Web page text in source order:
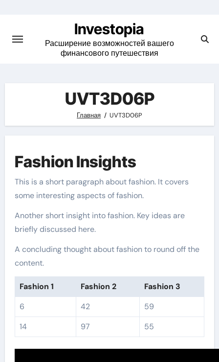
content
Investopia
Расширение возможностей вашего
финансового путешествия
UVT3D06P
Главная UVT3D06P
Fashion Insights
This is a short paragraph about fashion. It covers
some interesting aspects of fashion.
Another short insight into fashion. Key ideas are
briefly discussed here.
A concluding thought about fashion to round off the
content.
Fashion 1 Fashion 2
Fashion 3
6
42
59
14
97 55